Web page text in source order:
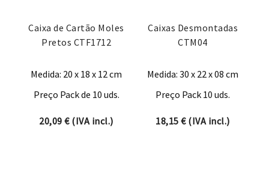
Caixa de Cartão Moles
Pretos CTF1712
Medida: 20 x 18 x 12 cm
Preço Pack de 10 uds.
20,09€(IVA incl.)
Caixas Desmontadas
CTM04
Medida: 30 x 22 x 08 cm
Preço Pack 10 uds.
18,15€(IVA incl.)